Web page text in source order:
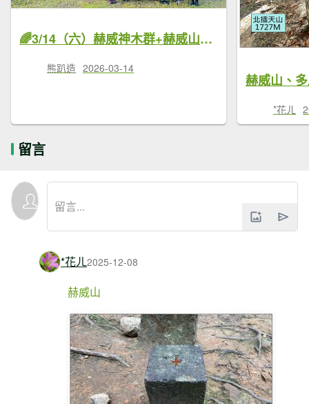
🌈3/14（六）赫威神木群+赫威山✨FB：熊熊趴爬走🌈
熊趴造 2026-03-14
赫威山、
*花ㄦ
留言
*花ㄦ2025-12-08
赫威山